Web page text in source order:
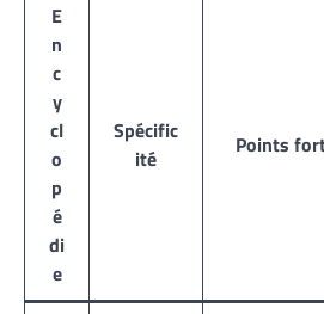
E
n
c
y
cl
o
p
é
di
e
Spécific
ité
Points